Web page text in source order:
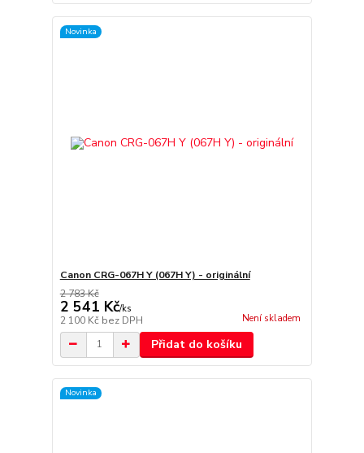
Novinka
Canon CRG-067H Y (067H Y) - originální
2 783 Kč
2 541 Kč/ks
2 100 Kč bez DPH Není skladem
Přidat do košíku
Novinka